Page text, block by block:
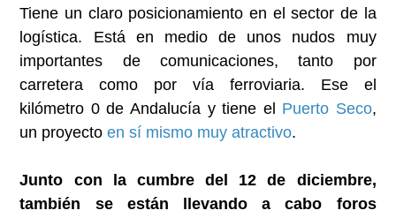
Tiene un claro posicionamiento en el sector de la
logística. Está en medio de unos nudos muy
importantes de comunicaciones, tanto por
carretera como por vía ferroviaria. Ese el
kilómetro 0 de Andalucía y tiene el Puerto Seco,
un proyectoen sí mismo muy atractivo.
Junto con la cumbre del 12 de diciembre,
también se están llevando a cabo foros